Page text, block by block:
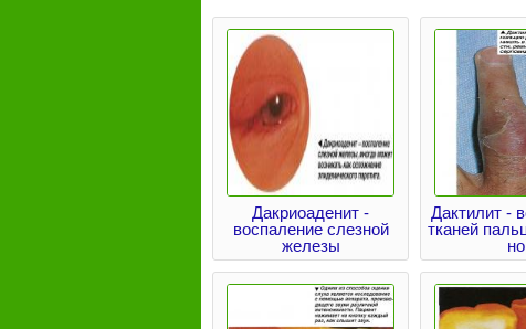
Дакриоаденит -
воспаление слезной
железы
Дактилит -
тканей